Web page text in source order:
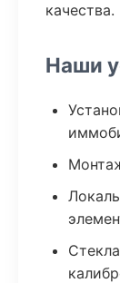
качества.
Наши